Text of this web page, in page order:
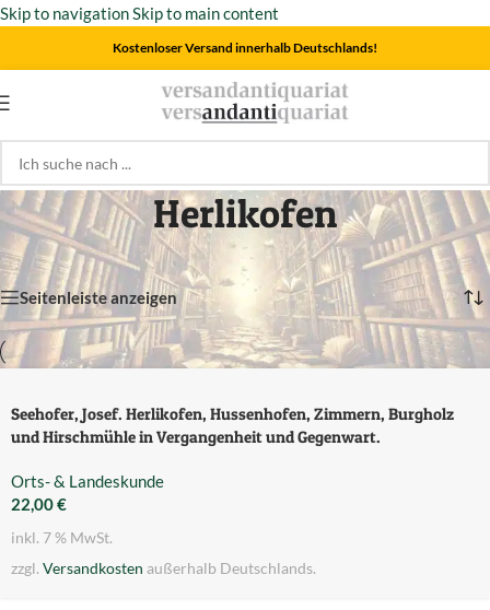
Skip to navigationSkip to main content
Kostenloser Versand innerhalb Deutschlands!
Herlikofen
Einzelnes Ergebnis wird angezeigt
Seitenleiste anzeigen
Seehofer, Josef. Herlikofen, Hussenhofen, Zimmern, Burgholz
und Hirschmühle in Vergangenheit und Gegenwart.
Orts- & Landeskunde
22,00€
inkl. 7 % MwSt.
zzgl. Versandkosten außerhalb Deutschlands.